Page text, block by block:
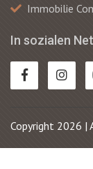
Immobilie
In sozialen
Copyright 2026 |